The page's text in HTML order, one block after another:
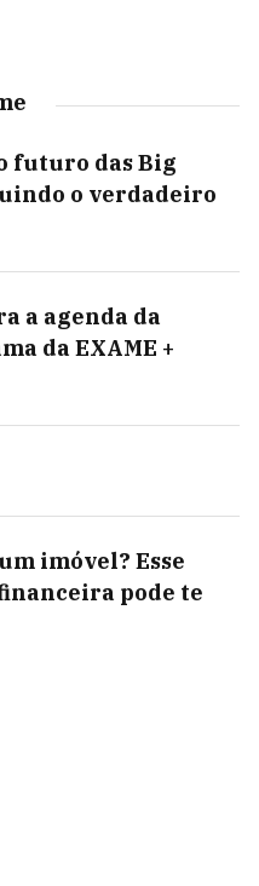
futuro das Big
o verdadeiro
a agenda da
da EXAME +
imóvel? Esse
pode te